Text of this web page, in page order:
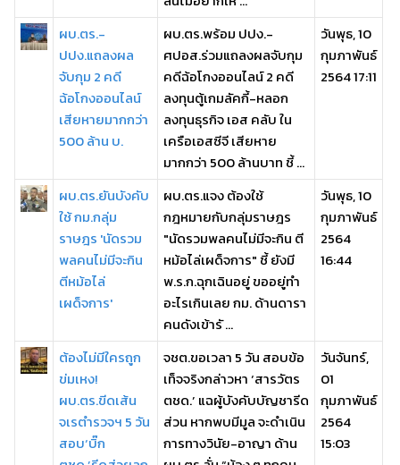
ผบ.ตร.-
ปปง.แถลงผล
จับกุม 2 คดี
ฉ้อโกงออนไลน์
เสียหายมากกว่า
500 ล้าน บ.
ผบ.ตร.พร้อม ปปง.-
ศปอส.ร่วมแถลงผลจับกุม
คดีฉ้อโกงออนไลน์ 2 คดี
ลงทุนตู้เกมลัคกี้-หลอก
ลงทุนธุรกิจ เอส คลับ ใน
เครือเอสซีจี เสียหาย
มากกว่า 500 ล้านบาท ชี้ ...
วันพุธ, 10
กุมภาพันธ์
2564 17:11
ผบ.ตร.ยันบังคับ
ใช้ กม.กลุ่ม
ราษฎร 'นัดรวม
พลคนไม่มีจะกิน
ตีหม้อไล่
เผด็จการ'
ผบ.ตร.แจง ต้องใช้
กฎหมายกับกลุ่มราษฎร
"นัดรวมพลคนไม่มีจะกิน ตี
หม้อไล่เผด็จการ" ชี้ ยังมี
พ.ร.ก.ฉุกเฉินอยู่ ขออยู่ทำ
อะไรเกินเลย กม. ด้านดารา
คนดังเข้ารั ...
วันพุธ, 10
กุมภาพันธ์
2564
16:44
ต้องไม่มีใครถูก
ข่มเหง!
ผบ.ตร.ขีดเส้น
จเรตำรวจฯ 5 วัน
สอบ‘บิ๊ก
จชต.ขอเวลา 5 วัน สอบข้อ
เท็จจริงกล่าวหา ‘สารวัตร
ตชด.’ แฉผู้บังคับบัญชารีด
ส่วน หากพบมีมูล จะดำเนิน
การทางวินัย-อาญา ด้าน
วันจันทร์,
01
กุมภาพันธ์
2564
15:03